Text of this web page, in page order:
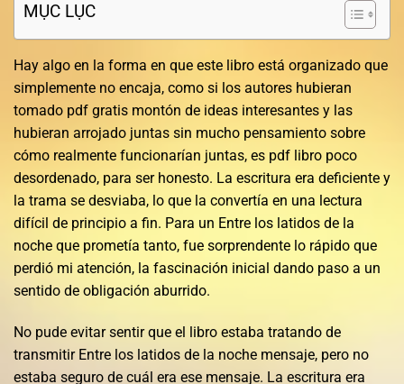
MỤC LỤC
Hay algo en la forma en que este libro está organizado que
simplemente no encaja, como si los autores hubieran
tomado pdf gratis montón de ideas interesantes y las
hubieran arrojado juntas sin mucho pensamiento sobre
cómo realmente funcionarían juntas, es pdf libro poco
desordenado, para ser honesto. La escritura era deficiente y
la trama se desviaba, lo que la convertía en una lectura
difícil de principio a fin. Para un Entre los latidos de la
noche que prometía tanto, fue sorprendente lo rápido que
perdió mi atención, la fascinación inicial dando paso a un
sentido de obligación aburrido.
No pude evitar sentir que el libro estaba tratando de
transmitir Entre los latidos de la noche mensaje, pero no
estaba seguro de cuál era ese mensaje. La escritura era